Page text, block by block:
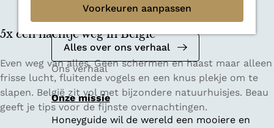
Voorkeuren aanpassen
Bekijk de mediakit en ontdek de
mogelijkheden om samen te werken.
Alles over ons verhaal
Ons verhaal
Onze missie
Honeyguide wil de wereld een mooiere en
5x een nachtje weg in België
5
x
e
e
Even weg van alles. Geen schermen en haast maar alleen
frisse lucht, fluitende vogels en een knus plekje om te
slapen. België zit vol met bijzondere natuurhuisjes. Beau
geeft je tips voor de fijnste overnachtingen.